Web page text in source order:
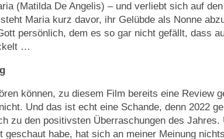
(Matilda De Angelis) – und verliebt sich auf
Maria kurz davor, ihr Gelübde als Nonne
persönlich, dem es so gar nicht gefällt, dass
…
können, zu diesem Film bereits eine Review
Und das ist echt eine Schande, denn 2022
zu den positivsten Überraschungen des Jahres.
geschaut habe, hat sich an meiner Meinung